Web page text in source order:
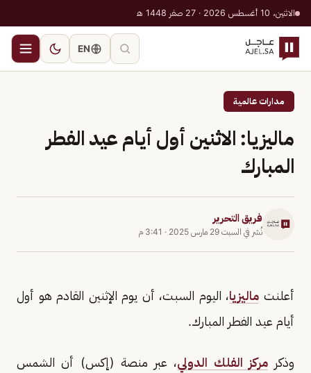
الاثنين، 10 أغسطس 2026 · 27 صفر 1448 هـ
EN
مدارات عالمية
ماليزيا: الاثنين أول أيام عيد الفطر
المبارك
فريق التحرير
نُشر في السبت 29 مارس 2025 · 3:41 م
أعلنت ماليزيا، اليوم السبت، أن يوم الإثنين القادم هو أول
أيام عيد الفطر المبارك.
وذكرمركز الفلك الدولي، عبر منصة (إكس) أن الشمس